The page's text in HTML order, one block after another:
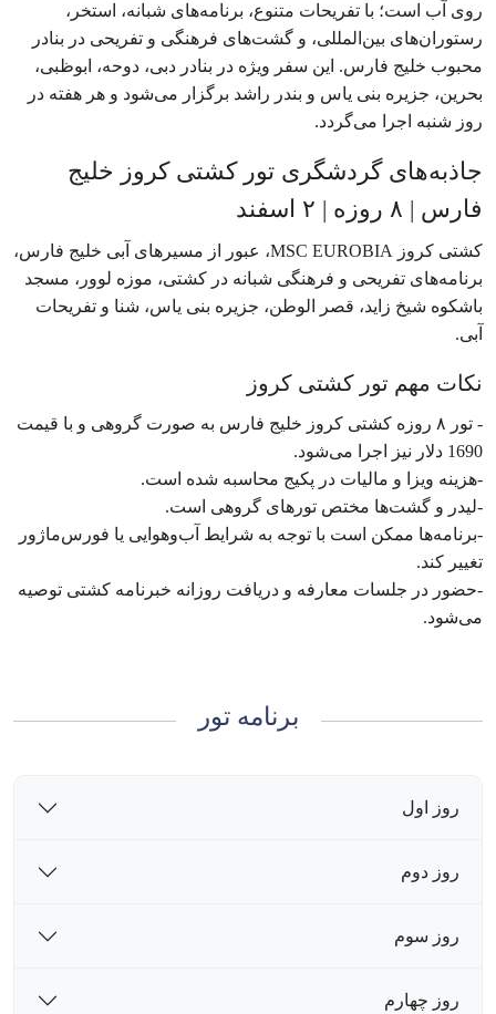
روی آب است؛ با تفریحات متنوع، برنامه‌های شبانه، استخر،
رستوران‌های بین‌المللی، و گشت‌های فرهنگی و تفریحی در بنادر
محبوب خلیج فارس. این سفر ویژه در بنادر دبی، دوحه، ابوظبی،
بحرین، جزیره بنی یاس و بندر راشد برگزار می‌شود و هر هفته در
روز شنبه اجرا می‌گردد.
جاذبه‌های گردشگری تور کشتی کروز خلیج
فارس | ۸ روزه | ۲ اسفند
کشتی کروز MSC EUROBIA، عبور از مسیرهای آبی خلیج فارس،
برنامه‌های تفریحی و فرهنگی شبانه در کشتی، موزه لوور، مسجد
باشکوه شیخ زاید، قصر الوطن، جزیره بنی یاس، شنا و تفریحات
آبی.
نکات مهم تور کشتی کروز
- تور ۸ روزه کشتی کروز خلیج فارس به صورت گروهی و با قیمت
1690 دلار نیز اجرا می‌شود.
-هزینه ویزا و مالیات در پکیج محاسبه شده است.
-لیدر و گشت‌ها مختص تورهای گروهی است.
-برنامه‌ها ممکن است با توجه به شرایط آب‌وهوایی یا فورس‌ماژور
تغییر کند.
-حضور در جلسات معارفه و دریافت روزانه خبرنامه کشتی توصیه
می‌شود.
برنامه تور
روز اول
روز دوم
روز سوم
روز چهارم